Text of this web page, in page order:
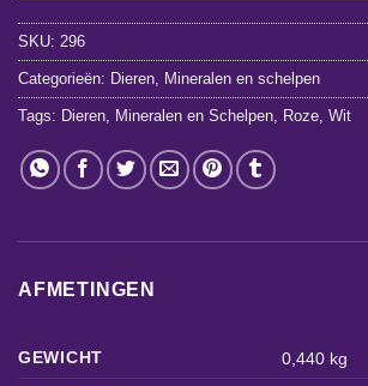
SKU: 296
Categorieën: Dieren, Mineralen en schelpen
Tags: Dieren, Mineralen en Schelpen, Roze, Wit
AFMETINGEN
GEWICHT
0,440 kg